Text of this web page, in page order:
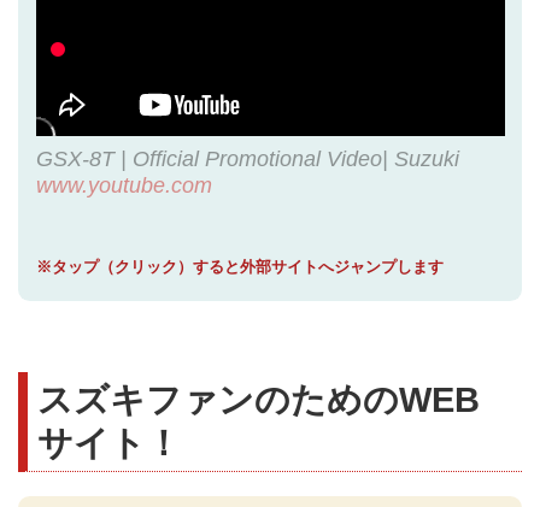
GSX-8T | Official Promotional Video| Suzuki
www.youtube.com
※タップ（クリック）すると外部サイトへジャンプします
スズキファンのためのWEB
サイト！